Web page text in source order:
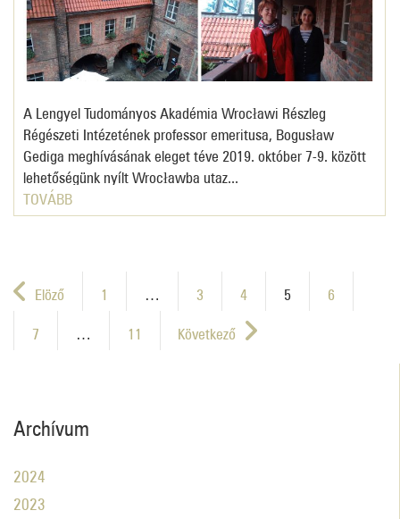
Archívum
2024
2023
A Lengyel Tudományos Akadémia Wrocławi Részleg
Régészeti Intézetének professor emeritusa, Bogusław
Gediga meghívásának eleget téve 2019. október 7-9. között
lehetőségünk nyílt Wrocławba utaz...
TOVÁBB
Elöző 1 3 4 5 6
7 11 Következő